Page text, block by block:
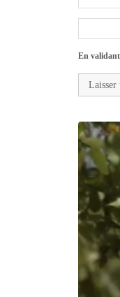
En